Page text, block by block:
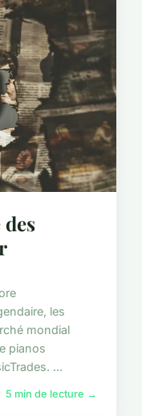
les
mondial
pianos
...
5 min de lecture →